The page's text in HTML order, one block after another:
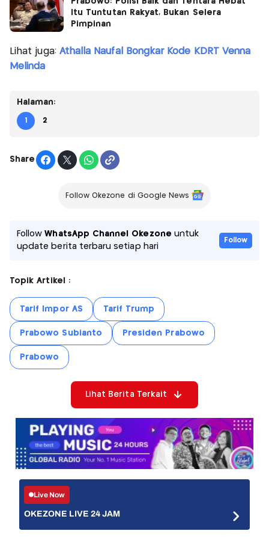
Itu Tuntutan Rakyat, Bukan Selera
Pimpinan
Lihat juga: Athalla Naufal Bongkar Kode KDRT Venna
Melinda
Halaman:
1 2
Share
Follow Okezone di Google News
FollowWhatsApp Channel Okezone untuk
update berita terbaru setiap hari
Follow
Topik Artikel :
Tarif Impor AS Tarif Trump
Prabowo Subianto Presiden Prabowo
Prabowo
Lihat Berita Terkait
Live Now
OKEZONE LIVE 24 JAM